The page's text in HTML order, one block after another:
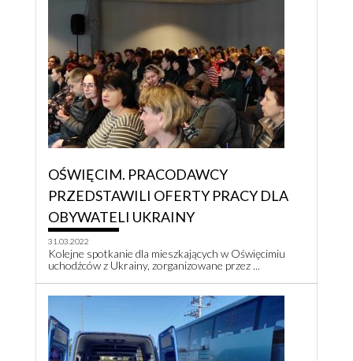
OŚWIĘCIM. PRACODAWCY
PRZEDSTAWILI OFERTY PRACY DLA
OBYWATELI UKRAINY
31.03.2022
Kolejne spotkanie dla mieszkających w Oświęcimiu
uchodźców z Ukrainy, zorganizowane przez ...